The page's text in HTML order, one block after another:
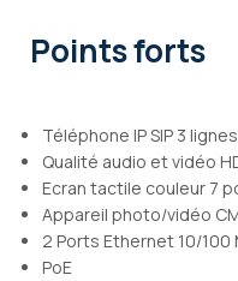
Points forts
Téléphone IP SIP 3 lignes
Qualité audio et vidéo
Ecran tactile couleur 7
Appareil photo/vidéo
2 Ports Ethernet 10/100
PoE